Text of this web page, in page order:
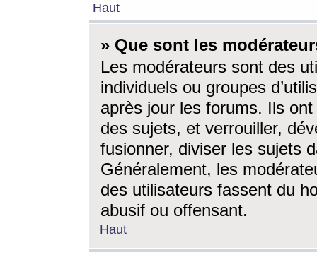
Haut
» Que sont les
Les modérateurs sont des
individuels ou groupes
après jour les forums. Ils ont
des sujets, et verrouiller,
fusionner, diviser les sujets
Généralement, les
des utilisateurs fassent du
abusif ou offensant.
Haut